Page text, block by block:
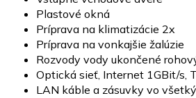
Plastové okná
Príprava na klimatizácie 2x
Príprava na vonkajšie žalúzie
Rozvody vody ukončené
Optická sieť, Internet 1GBit/s,
LAN káble a zásuvky vo